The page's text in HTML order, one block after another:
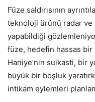
Füze saldırısının
teknoloji ürünü radar
yapabildiği
füze, hedefin hassas bir
Haniye’nin suikasti, bir
büyük bir boşluk
intikam eylemleri